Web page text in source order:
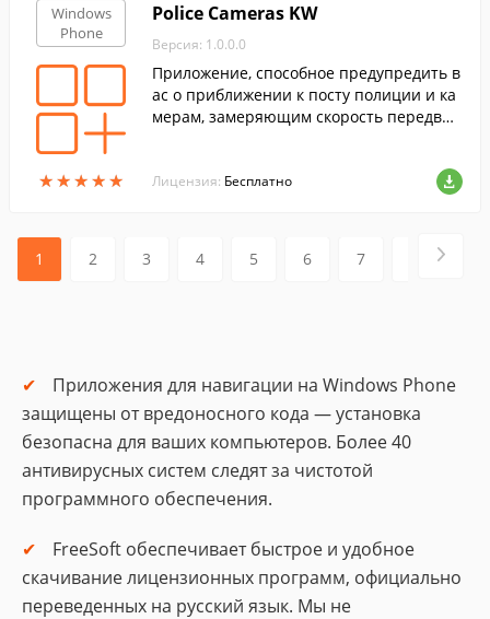
Windows
Phone
★★★★★
★★★★★
Police Cameras KW
Версия: 1.0.0.0
Приложение, способное предупредить в
ас о приближении к посту полиции и ка
мерам, замеряющим скорость передвиж
Лицензия: Бесплатно
1 2 3 4 5 6 7
Приложения для навигации на Windows Phone
защищены от вредоносного кода — установка
безопасна для ваших компьютеров. Более 40
антивирусных систем следят за чистотой
программного обеспечения.
FreeSoft обеспечивает быстрое и удобное
скачивание лицензионных программ, официально
переведенных на русский язык. Мы не